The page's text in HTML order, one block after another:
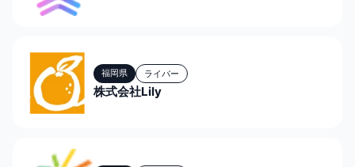
福岡県 ライバー
株式会社Lily